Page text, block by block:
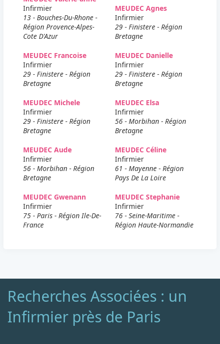
Infirmier
13 - Bouches-Du-Rhone -
Région Provence-Alpes-
Cote D'Azur
MEUDEC Agnes
Infirmier
29 - Finistere - Région
Bretagne
MEUDEC Francoise
Infirmier
29 - Finistere - Région
Bretagne
MEUDEC Danielle
Infirmier
29 - Finistere - Région
Bretagne
MEUDEC Michele
Infirmier
29 - Finistere - Région
Bretagne
MEUDEC Elsa
Infirmier
56 - Morbihan - Région
Bretagne
MEUDEC Aude
Infirmier
56 - Morbihan - Région
Bretagne
MEUDEC Céline
Infirmier
61 - Mayenne - Région
Pays De La Loire
MEUDEC Gwenann
Infirmier
75 - Paris - Région Ile-De-
France
MEUDEC Stephanie
Infirmier
76 - Seine-Maritime -
Région Haute-Normandie
Recherches Associées : un
Infirmier près de Paris